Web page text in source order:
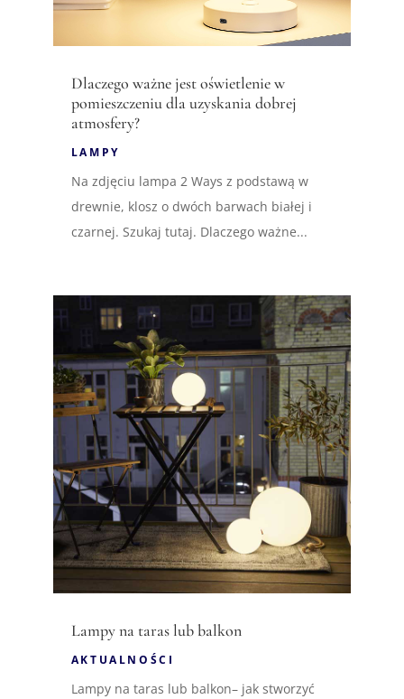
Dlaczego ważne jest oświetlenie w
pomieszczeniu dla uzyskania dobrej
atmosfery?
LAMPY
Na zdjęciu lampa 2 Ways z podstawą w
drewnie, klosz o dwóch barwach białej i
czarnej. Szukaj tutaj. Dlaczego ważne...
Lampy na taras lub balkon
AKTUALNOŚCI
Lampy na taras lub balkon– jak stworzyć